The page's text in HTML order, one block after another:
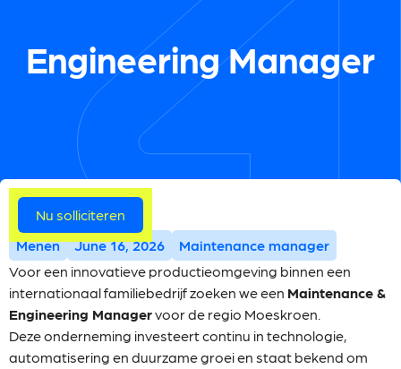
Engineering Manager
Meer vacatures
Menen June 16, 2026
Maintenance manager
Voor een innovatieve productieomgeving binnen een
internationaal familiebedrijf zoeken we een Maintenance &
Engineering Managervoor de regio Moeskroen.
Deze onderneming investeert continu in technologie,
automatisering en duurzame groei en staat bekend om
Nu solliciteren